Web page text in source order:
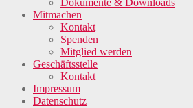
Dokumente & Downloads
Mitmachen
Kontakt
Spenden
Mitglied werden
Geschäftsstelle
Kontakt
Impressum
Datenschutz